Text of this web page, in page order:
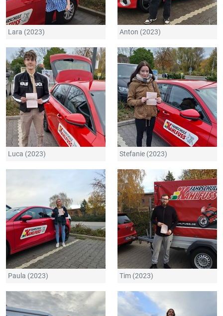
Lara (2023) Anton (2023)
Luca (2023) Stefanie (2023)
Paula (2023) Tim (2023)